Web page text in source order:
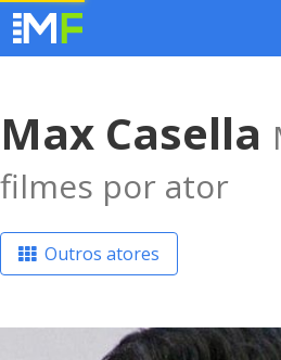
Max Casella
filmes por ator
Outros atores